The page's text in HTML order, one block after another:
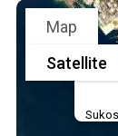
Map
Satellite